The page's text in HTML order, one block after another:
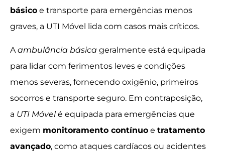
básico e transporte para emergências menos
graves, a UTI Móvel lida com casos mais críticos.
A ambulância básica geralmente está equipada
para lidar com ferimentos leves e condições
menos severas, fornecendo oxigênio, primeiros
socorros e transporte seguro. Em contraposição,
a UTI Móvelé equipada para emergências que
exigem monitoramento contínuo e tratamento
avançado, como ataques cardíacos ou acidentes